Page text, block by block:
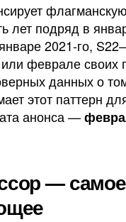
лет подряд в
2021-го,
феврале своих
данных о
этот паттерн
анонса —
— самое